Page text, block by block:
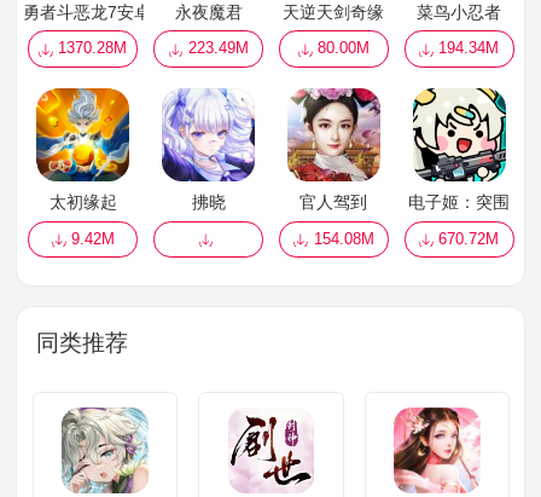
勇者斗恶龙7安卓汉化版
1370.28M
永夜魔君
223.49M
天逆天剑奇缘
80.00M
菜鸟小忍者
194.34M
太初缘起
9.42M
拂晓 官人驾到
154.08M
电子姬：突围
670.72M
同类推荐